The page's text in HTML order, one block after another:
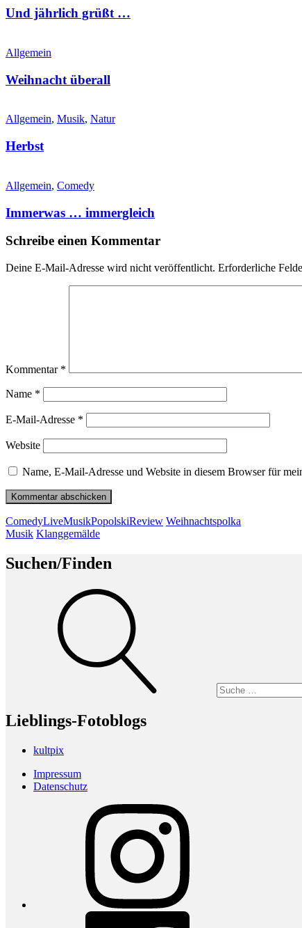
Und jährlich grüßt …
Allgemein
Weihnacht überall
Allgemein, Musik, Natur
Herbst
Allgemein, Comedy
Immerwas … immergleich
Schreibe einen Kommentar
Deine E-Mail-Adresse wird nicht veröffentlicht. Erforderliche
Kommentar *
Name *
E-Mail-Adresse *
Website
Name, E-Mail-Adresse und Website in diesem Browser für
Beitragsnavigation
Vorheriger
Beitrag
ComedyLiveMusikPopolskiReview Weihnachtspolka
Nächster
Musik Klanggemälde
Suchen/Finden
Lieblings-Fotoblogs
kultpix
Impressum
Datenschutz